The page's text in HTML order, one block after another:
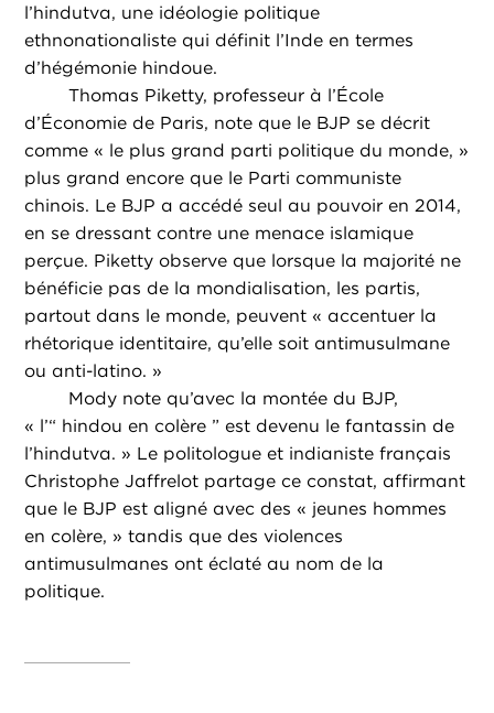
l’hindutva, une idéologie politique
ethnonationaliste qui définit l’Inde en termes
d’hégémonie hindoue.
Thomas Piketty, professeur à l’École
d’Économie de Paris, note que le BJP se décrit
comme « le plus grand parti politique du monde, »
plus grand encore que le Parti communiste
chinois. Le BJP a accédé seul au pouvoir en 2014,
en se dressant contre une menace islamique
perçue. Piketty observe que lorsque la majorité ne
bénéficie pas de la mondialisation, les partis,
partout dans le monde, peuvent « accentuer la
rhétorique identitaire, qu’elle soit antimusulmane
ou anti-latino. »
Mody note qu’avec la montée du BJP,
« l’“ hindou en colère ” est devenu le fantassin de
l’hindutva. » Le politologue et indianiste français
Christophe Jaffrelot partage ce constat, affirmant
que le BJP est aligné avec des « jeunes hommes
en colère, » tandis que des violences
antimusulmanes ont éclaté au nom de la
politique.